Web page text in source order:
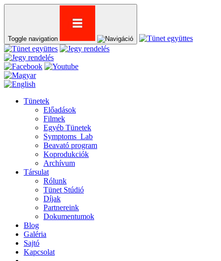
Toggle navigation
Tünetek
Előadások
Filmek
Egyéb Tünetek
Symptoms_Lab
Beavató program
Koprodukciók
Archívum
Társulat
Rólunk
Tünet Stúdió
Díjak
Partnereink
Dokumentumok
Blog
Galéria
Sajtó
Kapcsolat